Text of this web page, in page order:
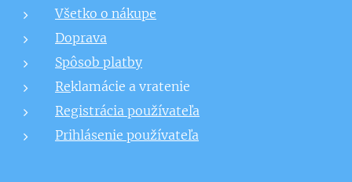
Všetko o nákupe
Doprava
Spôsob platby
Reklamácie a vratenie
Registrácia používateľa
Prihlásenie používateľa